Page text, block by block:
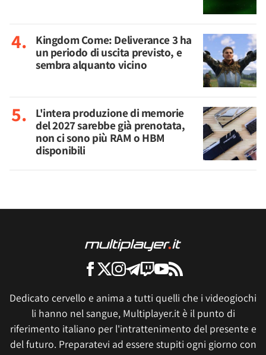
Kingdom Come: Deliverance 3 ha
un periodo di uscita previsto, e
sembra alquanto vicino
L'intera produzione di memorie
del 2027 sarebbe già prenotata,
non ci sono più RAM o HBM
disponibili
Dedicato cervello e anima a tutti quelli che i videogiochi
li hanno nel sangue, Multiplayer.it è il punto di
riferimento italiano per l'intrattenimento del presente e
del futuro. Preparatevi ad essere stupiti ogni giorno con